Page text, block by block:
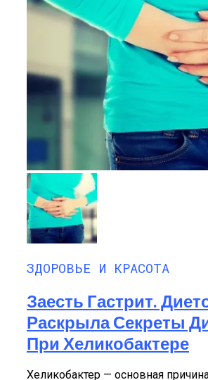
ЗДОРОВЬЕ И КРАСОТА
Заесть Гастрит.
Раскрыла Секреты
При Хеликобактере
Хеликобактер — основная